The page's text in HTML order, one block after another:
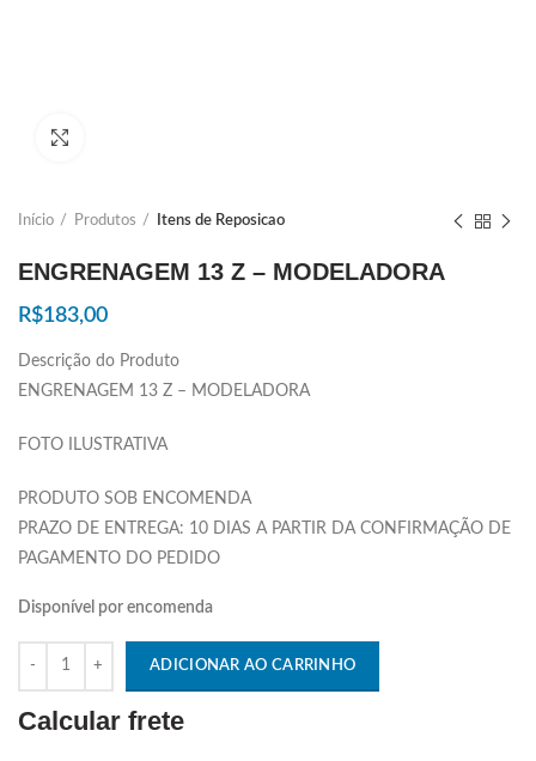
Início Produtos Itens de Reposicao
ENGRENAGEM 13 Z – MODELADORA
R$183,00
Descrição do Produto
ENGRENAGEM 13 Z – MODELADORA
FOTO ILUSTRATIVA
PRODUTO SOB ENCOMENDA
PRAZO DE ENTREGA: 10 DIAS A PARTIR DA CONFIRMAÇÃO DE
PAGAMENTO DO PEDIDO
Disponível por encomenda
ADICIONAR AO CARRINHO
Calcular frete